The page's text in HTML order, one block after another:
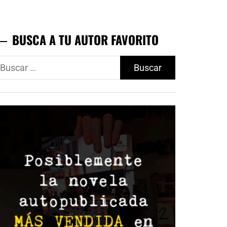
BUSCA A TU AUTOR FAVORITO